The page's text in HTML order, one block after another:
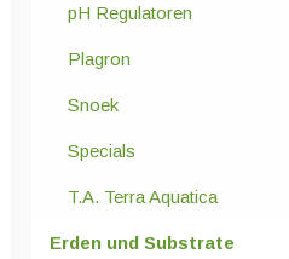
pH Regulatoren
Plagron
Snoek
Specials
T.A. Terra Aquatica
Erden und Substrate